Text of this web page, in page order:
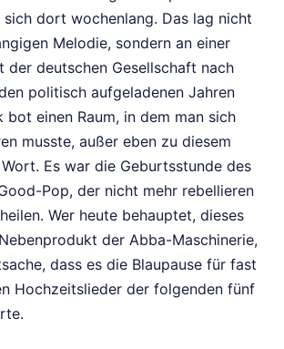
dort wochenlang. Das lag nicht
Melodie, sondern an einer
der deutschen Gesellschaft nach
politisch aufgeladenen Jahren
bot einen Raum, in dem man sich
musste, außer eben zu diesem
Es war die Geburtsstunde des
Pop, der nicht mehr rebellieren
Wer heute behauptet, dieses
der Abba-Maschinerie,
dass es die Blaupause für fast
Hochzeitslieder der folgenden fünf